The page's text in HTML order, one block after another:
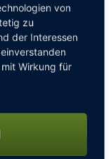
verwöhnt. Ein
Golf
Anreise bei
nach
Wegen oder
schon mal
von
zu
der Interessen
Wirkung für